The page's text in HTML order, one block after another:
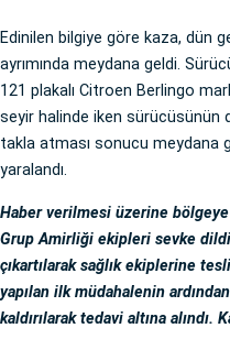
Edinilen bilgiye göre kaza, dün
ayrımında meydana geldi.
121 plakalı Citroen Berlingo
seyir halinde iken sürücüsünün
takla atması sonucu meydana
yaralandı.
Haber verilmesi üzerine
Grup Amirliği ekipleri sevke
çıkartılarak sağlık ekiplerine
yapılan ilk müdahalenin
kaldırılarak tedavi altına alındı.